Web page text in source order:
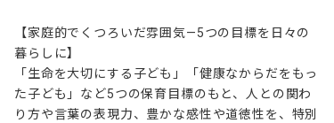
【家庭的でくつろいだ雰囲気—5つの目標を日々の
暮らしに】
「生命を大切にする子ども」「健康なからだをもっ
た子ども」など5つの保育目標のもと、人との関わ
り方や言葉の表現力、豊かな感性や道徳性を、特別